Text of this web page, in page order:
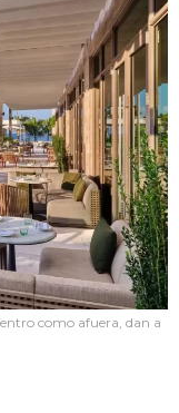
como afuera, dan a